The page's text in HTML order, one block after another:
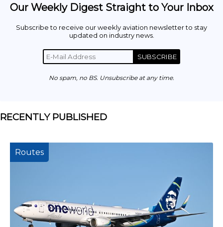
Our Weekly Digest Straight to Your Inbox
Subscribe to receive our weekly aviation newsletter to stay
updated on industry news.
SUBSCRIBE
No spam, no BS. Unsubscribe at any time.
RECENTLY PUBLISHED
Routes